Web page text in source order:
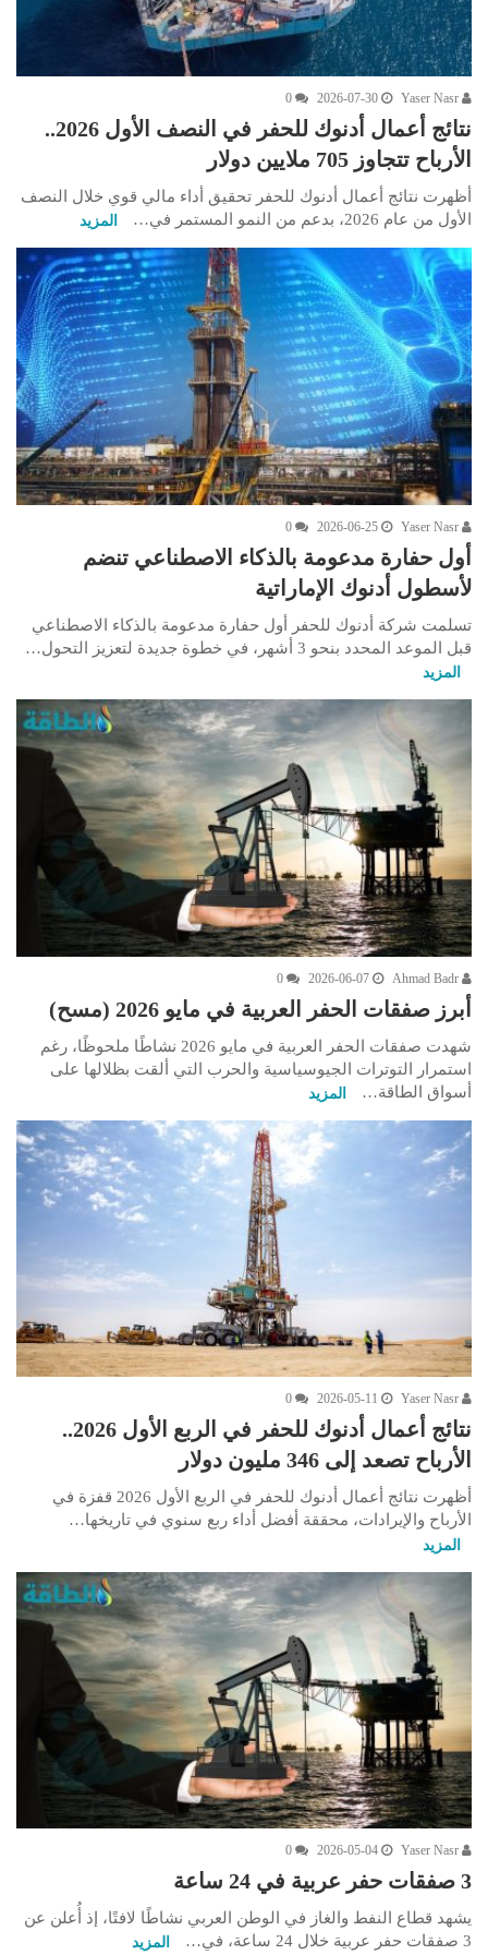
2026-07-30
0
نتائج أعمال أدنوك للحفر في النصف الأول 2026..
الأرباح تتجاوز 705 ملايين دولار
أظهرت نتائج أعمال أدنوك للحفر تحقيق أداء مالي قوي خلال النصف
الأول من عام 2026، بدعم من النمو المستمر في…
المزيد
2026-06-25
0
أول حفارة مدعومة بالذكاء الاصطناعي تنضم
لأسطول أدنوك الإماراتية
تسلمت شركة أدنوك للحفر أول حفارة مدعومة بالذكاء الاصطناعي
قبل الموعد المحدد بنحو 3 أشهر، في خطوة جديدة لتعزيز التحول…
المزيد
2026-06-07
0
أبرز صفقات الحفر العربية في مايو 2026 (مسح)
شهدت صفقات الحفر العربية في مايو 2026 نشاطًا ملحوظًا، رغم
استمرار التوترات الجيوسياسية والحرب التي ألقت بظلالها على
أسواق الطاقة…
المزيد
2026-05-11
0
نتائج أعمال أدنوك للحفر في الربع الأول 2026..
الأرباح تصعد إلى 346 مليون دولار
أظهرت نتائج أعمال أدنوك للحفر في الربع الأول 2026 قفزة في
الأرباح والإيرادات، محققة أفضل أداء ربع سنوي في تاريخها…
المزيد
2026-05-04
0
3 صفقات حفر عربية في 24 ساعة
يشهد قطاع النفط والغاز في الوطن العربي نشاطًا لافتًا، إذ أُعلن عن
3 صفقات حفر عربية خلال 24 ساعة، في…
المزيد